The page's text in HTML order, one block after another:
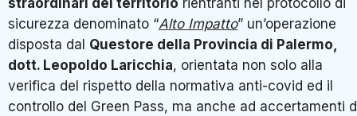
straordinari del territorio rientranti nel protocollo di
sicurezza denominato “Alto Impatto” un’operazione
disposta dal Questore della Provincia di Palermo,
dott. Leopoldo Laricchia, orientata non solo alla
verifica del rispetto della normativa anti-covid ed il
controllo del Green Pass, ma anche ad accertamenti